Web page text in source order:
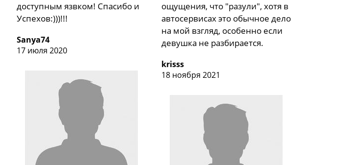
доступным язвком! Спасибо и
Успехов:)))!!!
Sanya74
17 июля 2020
ощущения, что "разули", хотя в
автосервисах это обычное дело
на мой взгляд, особенно если
девушка не разбирается.
krisss
18 ноября 2021